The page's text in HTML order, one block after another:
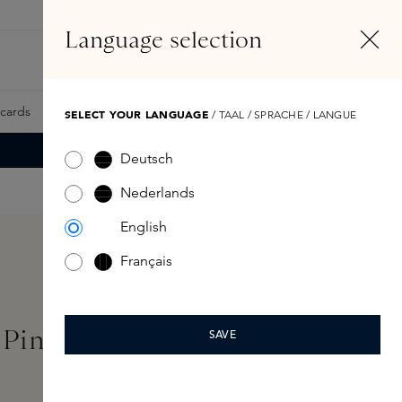
Samples Skins Exclusives Skins Boxen
Language selection
SELECT YOUR LANGUAGE / TAAL / SPRACHE / LANGUE
Deutsch
Nederlands
English
Français
SAVE